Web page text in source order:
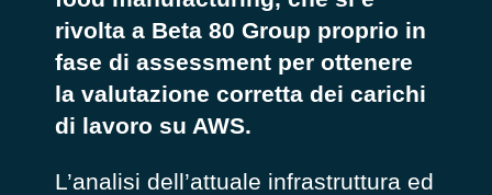
rivolta a Beta 80 Group proprio in
fase di assessment per ottenere
la valutazione corretta dei carichi
di lavoro su AWS.
L’analisi dell’attuale infrastruttura ed